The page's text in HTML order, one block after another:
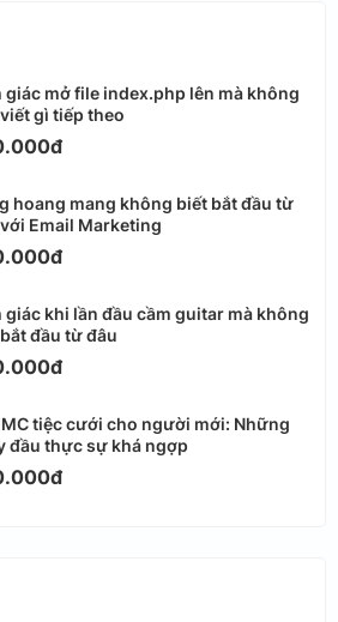
giác mở file index.php lên mà không
gì tiếp theo
hoang mang không biết bắt đầu từ
Email Marketing
giác khi lần đầu cầm guitar mà không
đầu từ đâu
MC tiệc cưới cho người mới: Những
đầu thực sự khá ngợp